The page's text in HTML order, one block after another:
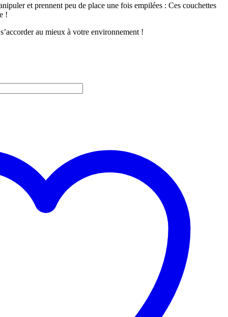
et prennent peu de place une fois empilées : Ces couchettes
!
au mieux à votre environnement !